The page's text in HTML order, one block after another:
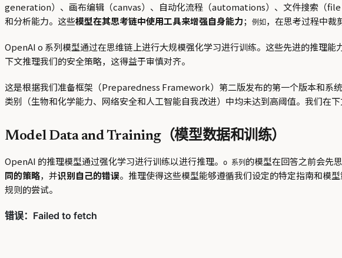
generation）、画布编辑（canvas）、自动化流程（automations）、文件搜索（
和分析能力。这些模型在其思考链中使用工具来增强自身能力； 例如 ，在思考过程中裁
OpenAI o 系列模型通过在思维链上进行大规模强化学习进行训练。这些先进的推理
下文推理我们的安全策略，这得益于审慎对齐。
这是根据我们准备框架（Preparedness Framework）第二版发布的第一个版本和系
类别（生物和化学能力、网络安全和人工智能自我改进）中均未达到高阈值。我们在
Model Data and Training（模型数据和训练）
OpenAI 的推理模型通过强化学习进行训练以进行推理。 o 系列 的模型在回答之前会先
同的策略，并识别自己的错误。推理使得这些模型能够遵循我们设定的特定指南和模
规则的尝试。